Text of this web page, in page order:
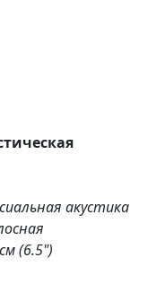
акустика
(6.5")